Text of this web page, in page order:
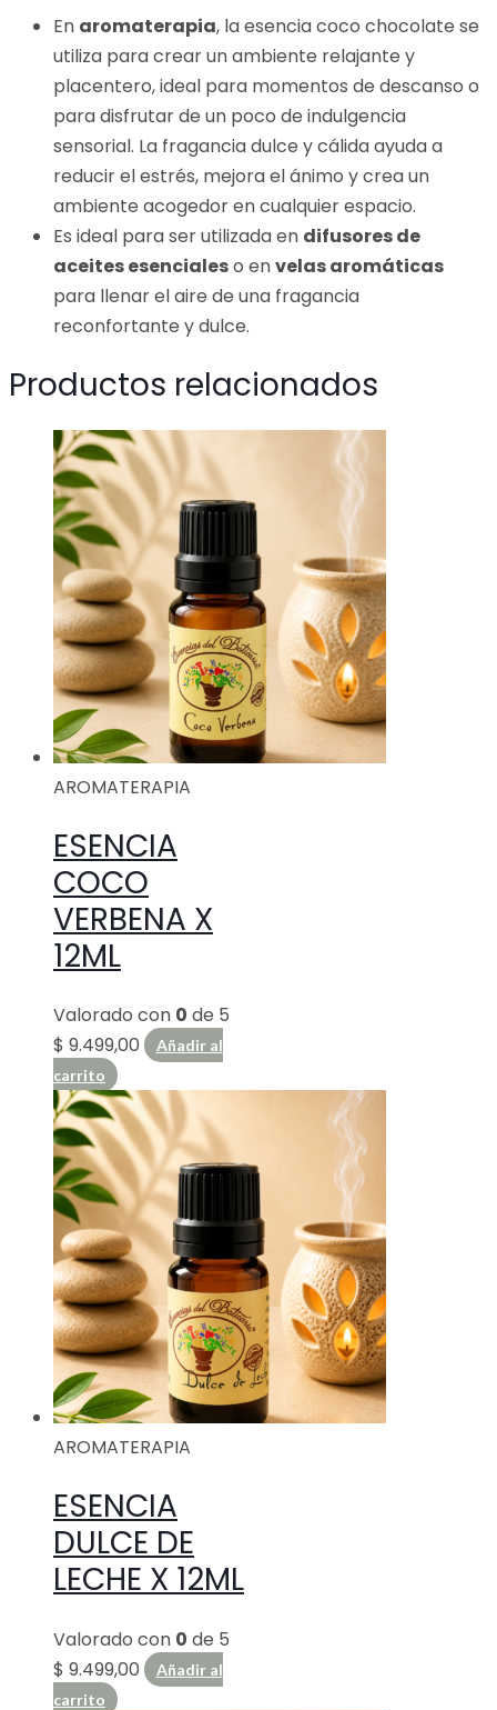
En aromaterapia, la esencia coco chocolate se
utiliza para crear un ambiente relajante y
placentero, ideal para momentos de descanso o
para disfrutar de un poco de indulgencia
sensorial. La fragancia dulce y cálida ayuda a
reducir el estrés, mejora el ánimo y crea un
ambiente acogedor en cualquier espacio.
Es ideal para ser utilizada en difusores de
aceites esencialeso envelas aromáticas
para llenar el aire de una fragancia
reconfortante y dulce.
Productos relacionados
AROMATERAPIA
ESENCIA
COCO
VERBENA X
12ML
Valorado con 0 de 5
$ 9.499,00
Añadir al
carrito
AROMATERAPIA
ESENCIA
DULCE DE
LECHE X 12ML
Valorado con 0 de 5
$ 9.499,00
Añadir al
carrito